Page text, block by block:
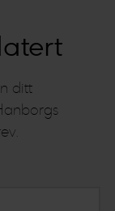
ditt